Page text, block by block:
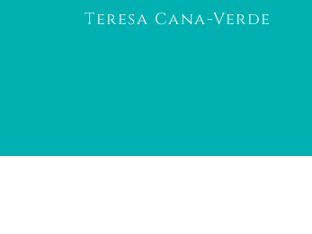
Teresa Cana-Verde